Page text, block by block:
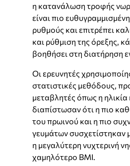
η κατανάλωση τροφής
είναι πιο
ρυθμούς και επιτρέπει
και ρύθμιση της όρεξης,
βοηθήσει στη διατήρηση
Οι ερευνητές
στατιστικές μεθόδους,
μεταβλητές όπως η ηλικία
διαπίστωσαν ότι η πιο
του πρωινού και η πιο
γευμάτων συσχετίστηκαν
η μεγαλύτερη νυχτερινή
χαμηλότερο BMI.